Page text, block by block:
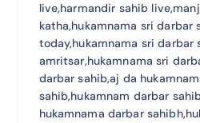
live,harmandir sahib
katha,hukamnama sri darbar
today,hukamnama sri darbar
amritsar,hukamnama sri
darbar sahib,aj da
sahib,hukamnam darbar
hukamnama darbar